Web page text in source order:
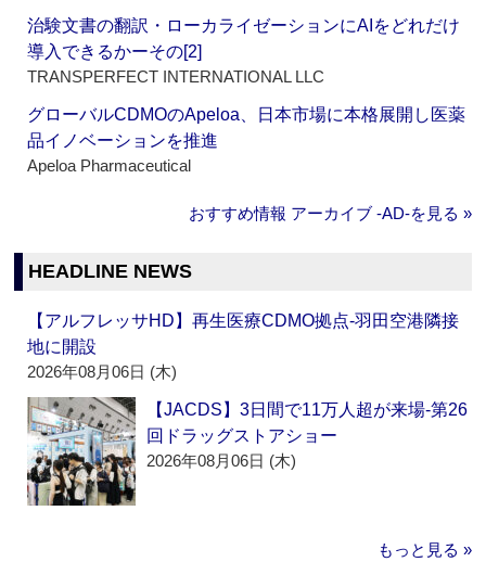
治験文書の翻訳・ローカライゼーションにAIをどれだけ
導入できるかーその[2]
TRANSPERFECT INTERNATIONAL LLC
グローバルCDMOのApeloa、日本市場に本格展開し医薬
品イノベーションを推進
Apeloa Pharmaceutical
おすすめ情報 アーカイブ ‐AD‐を見る »
HEADLINE NEWS
【アルフレッサHD】再生医療CDMO拠点‐羽田空港隣接
地に開設
2026年08月06日 (木)
【JACDS】3日間で11万人超が来場‐第26
回ドラッグストアショー
2026年08月06日 (木)
もっと見る »